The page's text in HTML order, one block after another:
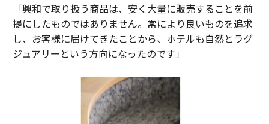
「興和で取り扱う商品は、安く大量に販売することを前
提にしたものではありません。常により良いものを追求
し、お客様に届けてきたことから、ホテルも自然とラグ
ジュアリーという方向になったのです」